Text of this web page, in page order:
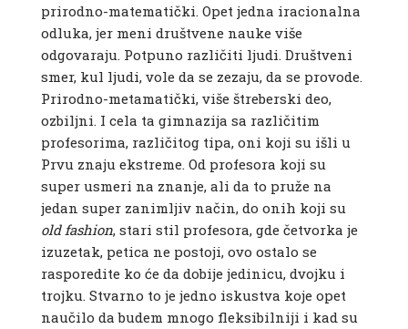
prirodno-matematički. Opet jedna iracionalna
odluka, jer meni društvene nauke više
odgovaraju. Potpuno različiti ljudi. Društveni
smer, kul ljudi, vole da se zezaju, da se provode.
Prirodno-metamatički, više štreberski deo,
ozbiljni. I cela ta gimnazija sa različitim
profesorima, različitog tipa, oni koji su išli u
Prvu znaju ekstreme. Od profesora koji su
super usmeri na znanje, ali da to pruže na
jedan super zanimljiv način, do onih koji su
old fashion, stari stil profesora, gde četvorka je
izuzetak, petica ne postoji, ovo ostalo se
rasporedite ko će da dobije jedinicu, dvojku i
trojku. Stvarno to je jedno iskustva koje opet
naučilo da budem mnogo fleksibilniji i kad su